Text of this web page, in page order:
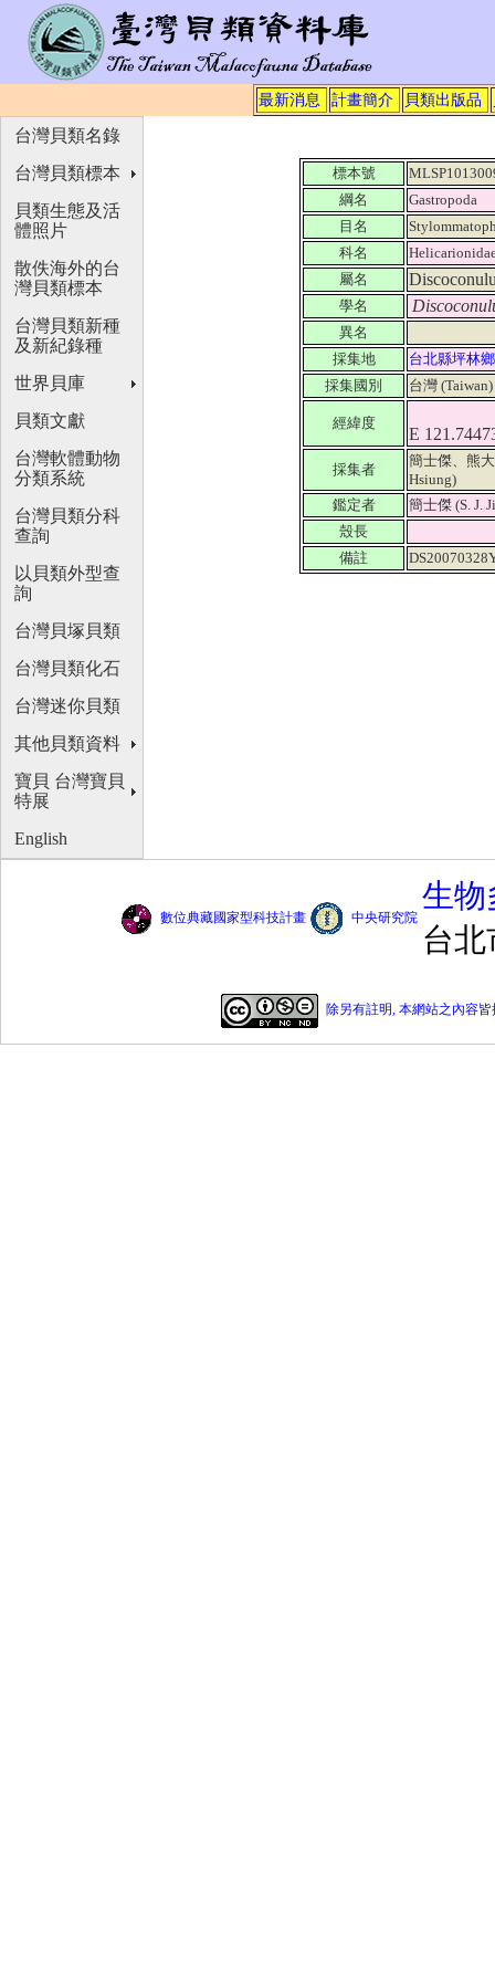
最新消息 計畫簡介 貝類出版品
標本號
綱名
Gastropoda
目名
科名
屬名
學名
異名
採集地
台北縣坪林
採集國別
台灣
經緯度
E
採集者
簡士傑、熊大
Hsiung)
鑑定者
簡士傑 (S. J.
殼長
備註
台灣貝類名錄
台灣貝類標本
貝類生態及活
體照片
散佚海外的台
灣貝類標本
台灣貝類新種
及新紀錄種
世界貝庫
貝類文獻
台灣軟體動物
分類系統
台灣貝類分科
查詢
以貝類外型查
詢
台灣貝塚貝類
台灣貝類化石
台灣迷你貝類
其他貝類資料
寶貝 台灣寶貝
特展
English
數位典藏國家型科技計畫 中央研究院
生物
台北
除另有註明, 本網站之內容